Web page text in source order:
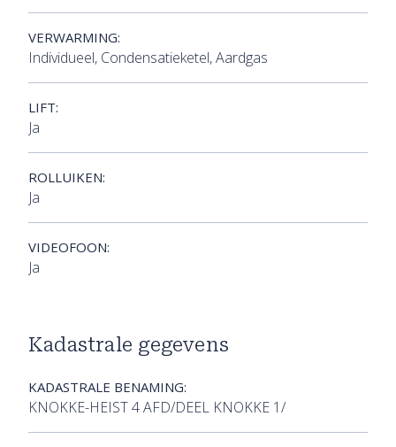
VERWARMING:
Individueel, Condensatieketel, Aardgas
LIFT:
Ja
ROLLUIKEN:
Ja
VIDEOFOON:
Ja
Kadastrale gegevens
KADASTRALE BENAMING:
KNOKKE-HEIST 4 AFD/DEEL KNOKKE 1/